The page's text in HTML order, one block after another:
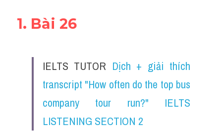
1. Bài 26
IELTS TUTOR Dịch + giải thích
transcript "How often do the top bus
company tour run?" IELTS
LISTENING SECTION 2